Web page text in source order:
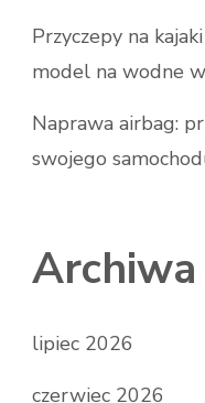
Przyczepy na
model na wodne
Naprawa airbag:
swojego
Archiwa
lipiec 2026
czerwiec 2026